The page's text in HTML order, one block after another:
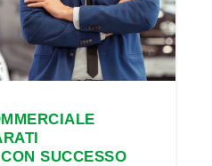
SUCCESSO